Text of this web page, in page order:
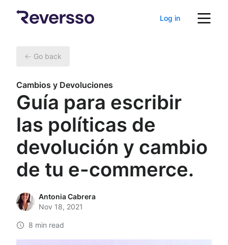
Log in
Go back
Cambios y Devoluciones
Guía para escribir
las políticas de
devolución y cambio
de tu e-commerce.
Antonia Cabrera
Nov 18, 2021
8 min read